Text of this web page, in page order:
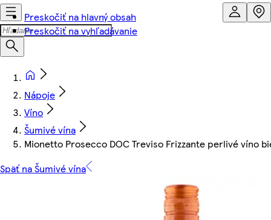
Preskočiť na hlavný obsah
Preskočiť na vyhľadávanie
Nápoje
Víno
Šumivé vína
Mionetto Prosecco DOC Treviso Frizzante perlivé víno
Späť na Šumivé vína